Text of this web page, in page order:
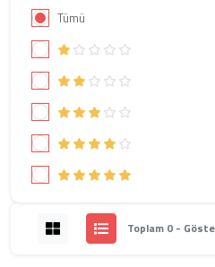
Tümü
Toplam 0 -